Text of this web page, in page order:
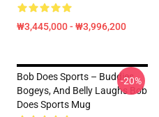
₩3,445,000 - ₩3,996,200
Bob Does Sports – Buddies,
Bogeys, And Belly Laughs Bob
Does Sports Mug
-20%